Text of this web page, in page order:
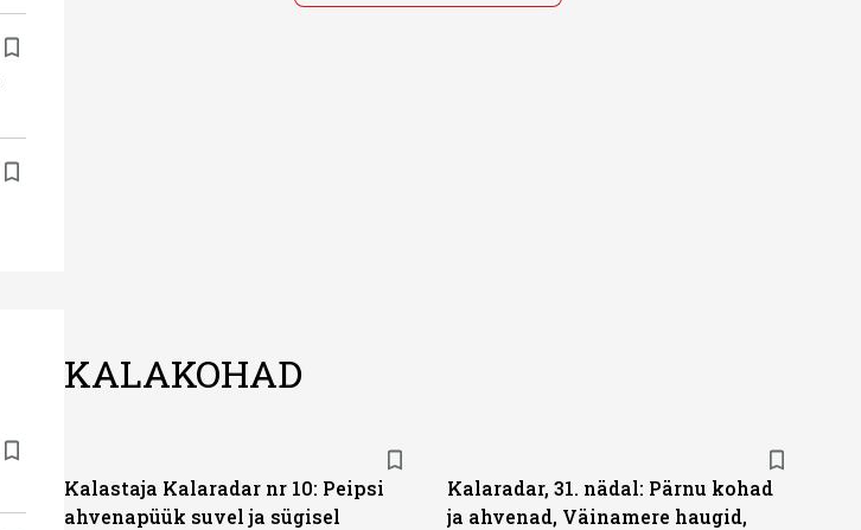
KALAKOHAD
Kalastaja Kalaradar nr 10: Peipsi
ahvenapüük suvel ja sügisel
Kalaradar, 31. nädal: Pärnu kohad
ja ahvenad, Väinamere haugid,